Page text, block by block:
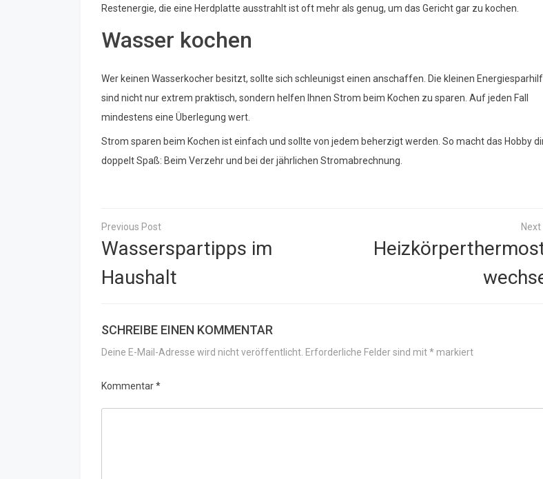
Restenergie, die eine Herdplatte ausstrahlt ist oft mehr als genug, um das Gericht gar zu kochen.
Wasser kochen
Wer keinen Wasserkocher besitzt, sollte sich schleunigst einen anschaffen. Die kleinen
sind nicht nur extrem praktisch, sondern helfen Ihnen Strom beim Kochen zu sparen. Auf jeden Fall
mindestens eine Überlegung wert.
Strom sparen beim Kochen ist einfach und sollte von jedem beherzigt werden. So macht das Hobby
doppelt Spaß: Beim Verzehr und bei der jährlichen Stromabrechnung.
Beitragsnavigation
Wasserspartipps im
Haushalt
SCHREIBE EINEN KOMMENTAR
Deine E-Mail-Adresse wird nicht veröffentlicht. Erforderliche Felder sind mit* markiert
Kommentar*